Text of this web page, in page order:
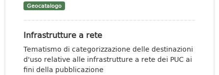
Geocatalogo
Infrastrutture a rete
Tematismo di categorizzazione delle destinazioni
d'uso relative alle infrastrutture a rete dei PUC ai
fini della pubblicazione